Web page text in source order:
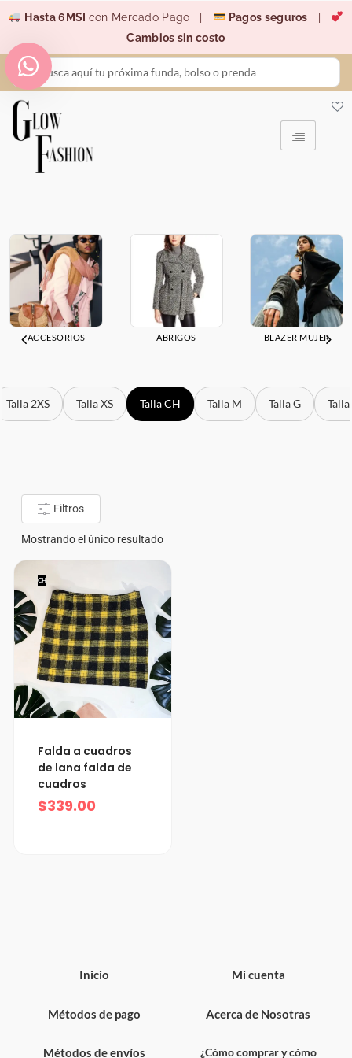
contenido
Hasta 6MSI con Mercado Pago | Pagos seguros
Cambios sin costo
Search
...
ACCESORIOS ABRIGOS BLAZER MUJER
Talla 2XS Talla XS Talla CH Talla M Talla G Talla
Filtros
Mostrando el único resultado
CH
Falda a cuadros
de lana falda de
cuadros
$339.00
Inicio
Métodos de pago
Métodos de envíos
Mi cuenta
Acerca de Nosotras
¿Cómo comprar y cómo